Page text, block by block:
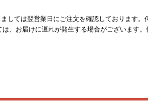
しては翌営業日にご注文を確認しております。
、お届けに遅れが発生する場合がございます。